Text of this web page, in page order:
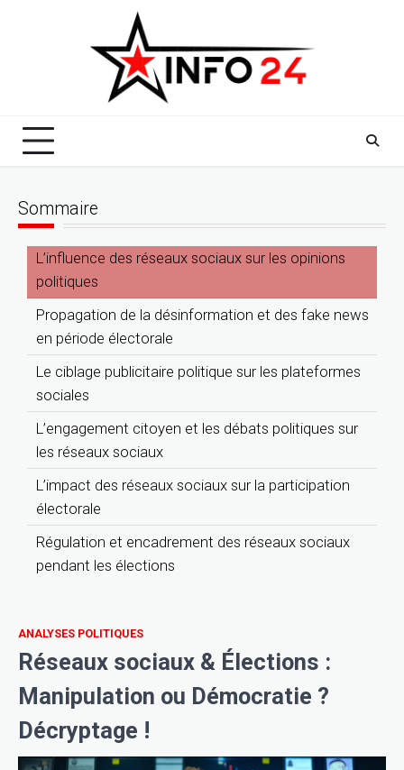
ANALYSES POLITIQUES
Réseaux sociaux & Élections :
Manipulation ou Démocratie ?
Décryptage !
Sommaire
L’influence des réseaux sociaux sur les opinions
politiques
Propagation de la désinformation et des fake news
en période électorale
Le ciblage publicitaire politique sur les plateformes
sociales
L’engagement citoyen et les débats politiques sur
les réseaux sociaux
L’impact des réseaux sociaux sur la participation
électorale
Régulation et encadrement des réseaux sociaux
pendant les élections